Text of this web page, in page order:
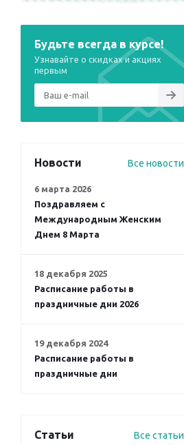
Будьте всегда в курсе!
Узнавайте о скидках и акциях
первым
Новости Все новости
6 марта 2026
Поздравляем с
Международным Женским
Днем 8 Марта
18 декабря 2025
Расписание работы в
праздничные дни 2026
19 декабря 2024
Расписание работы в
праздничные дни
Статьи Все статьи